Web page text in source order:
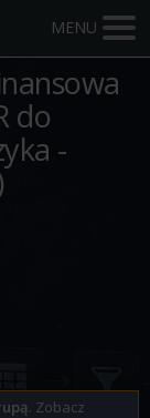
MENU
do
-
. Zobacz